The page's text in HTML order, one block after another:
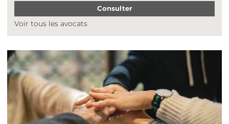
Consulter
Voir tous les avocats